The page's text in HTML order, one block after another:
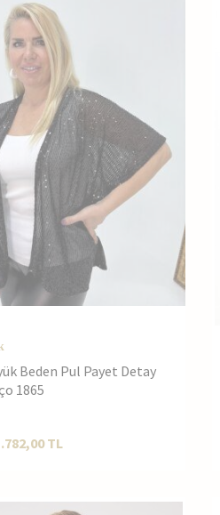
Beden Pul Payet Detay
1865
TL